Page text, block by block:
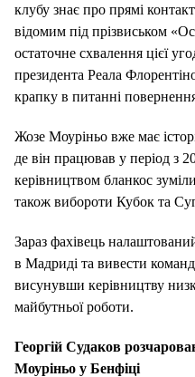
клубу знає про прямі
відомим під прізвиськом
остаточне схвалення цієї
президента Реала
крапку в питанні
Жозе Моуріньо вже має
де він працював у період з
керівництвом бланкос
також вибороти Кубок та
Зараз фахівець
в Мадриді та вивести
висунувши керівництву
майбутньої роботи.
Георгій Судаков
Моуріньо у Бенфіці